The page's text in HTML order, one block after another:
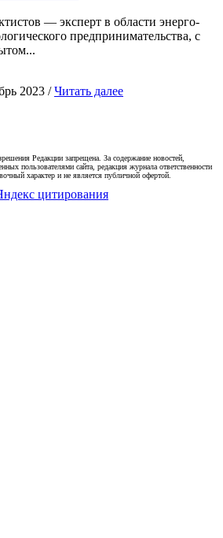
— эксперт в области энерго-
предпринимательства, с
2023 /Читать далее
Редакции запрещена. За содержание новостей,
пользователями сайта, редакция журнала ответственности
характер и не является публичной офертой.